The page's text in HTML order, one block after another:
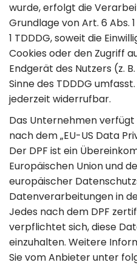
wurde, erfolgt die
Grundlage von Art. 6 Abs.
1 TDDDG, soweit die
Cookies oder den Zugriff
Endgerät des Nutzers (z.
Sinne des TDDDG
jederzeit widerrufbar.
Das Unternehmen
nach dem „EU-US Data
Der DPF ist ein
Europäischen Union und
europäischer
Datenverarbeitungen in
Jedes nach dem DPF
verpflichtet sich, diese
einzuhalten. Weitere
Sie vom Anbieter unter